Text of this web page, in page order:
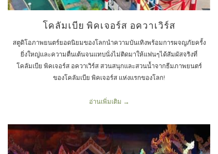
โคลัมเบีย พิคเจอร์ส อควาเวิร์ส
สตูดิโอภาพยนตร์ยอดนิยมของโลกนำความบันเทิงพร้อมการผจญภัยครั้ง
ยิ่งใหญ่และความตื่นเต้นจนแทบนั่งไม่ติดมาให้แฟนๆได้สัมผัสจริงที่
โคลัมเบีย พิคเจอร์ส อควาเวิร์ส สวนสนุกและสวนน้ำจากธีมภาพยนตร์
ของโคลัมเบีย พิคเจอร์ส แห่งแรกของโลก!
อ่านเพิ่มเติม